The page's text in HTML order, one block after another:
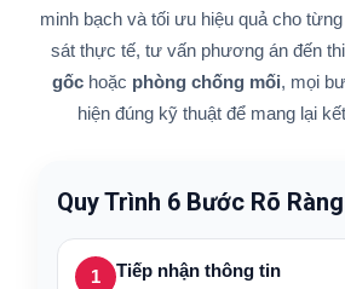
minh bạch và tối ưu hiệu quả cho
sát thực tế, tư vấn phương án đến
gốchoặc phòng chống mối, mọi
hiện đúng kỹ thuật để mang lại
Quy Trình 6 Bước Rõ Ràng
1 Tiếp nhận thông tin